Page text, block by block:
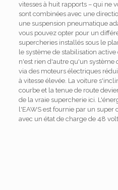
vitesses à huit rapports – qui ne
sont combinées avec une
une suspension pneumatique
vous pouvez opter pour un
supercheries installés sous le
le système de stabilisation
n'est rien d'autre qu'un système
via des moteurs électriques
à vitesse élevée. La voiture
courbe et la tenue de route
de la vraie supercherie ici.
l'EAWS est fournie par un super
avec un état de charge de 48